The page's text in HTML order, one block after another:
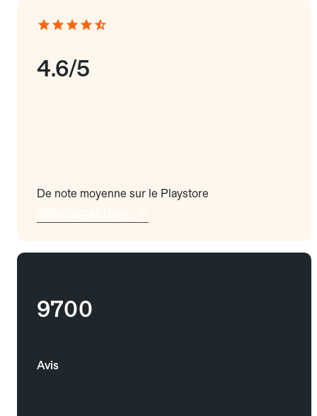
4.6/5
De note moyenne sur le Playstore
9700
Avis